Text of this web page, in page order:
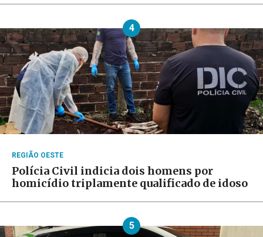
4
REGIÃO OESTE
Polícia Civil indicia dois homens por
homicídio triplamente qualificado de idoso
5